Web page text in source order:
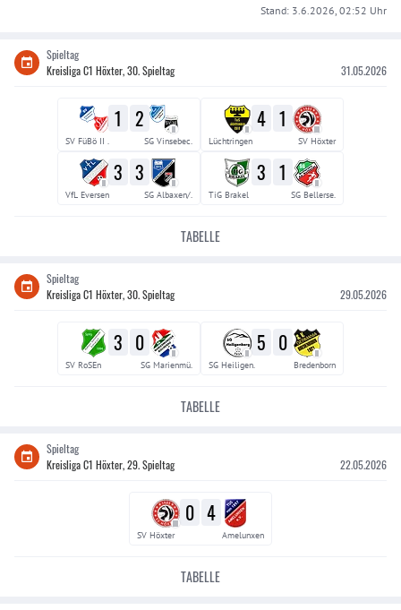
Stand: 3.6.2026, 02:52 Uhr
Spieltag
Kreisliga C1 Höxter, 30. Spieltag
31.05.2026
1 2 II
SV FüBö II . SG Vinsebec.
II 4 1 III
Lüchtringen SV Höxter
II 3 3 II
VfL Eversen SG Albaxen/.
3 1 II
TiG Brakel SG Bellerse.
TABELLE
Spieltag
Kreisliga C1 Höxter, 30. Spieltag
29.05.2026
3 0 II
SV RoSEn SG Marienmü.
II 5 0 II
SG Heiligen. Bredenborn
TABELLE
Spieltag
Kreisliga C1 Höxter, 29. Spieltag
22.05.2026
III 0 4
SV Höxter Amelunxen
TABELLE